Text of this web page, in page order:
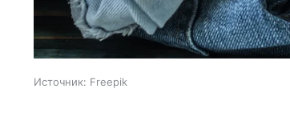
Источник: Freepik